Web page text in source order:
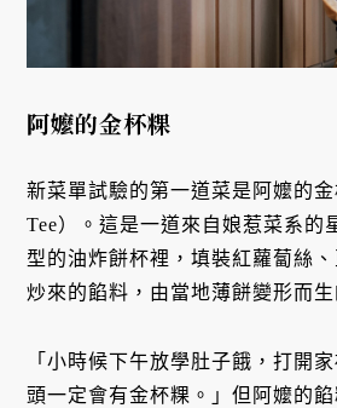
阿嬤的金杯粿
新菜單試驗的第一道菜是阿嬤的
Tee）。這是一道來自娘惹菜系的
型的油炸餅杯裡，填裝紅蘿蔔絲
炒來的餡料，由當地薄餅變形而生
「小時候下午放學肚子餓，打開
頭一定會有金杯粿。」但阿嬤的